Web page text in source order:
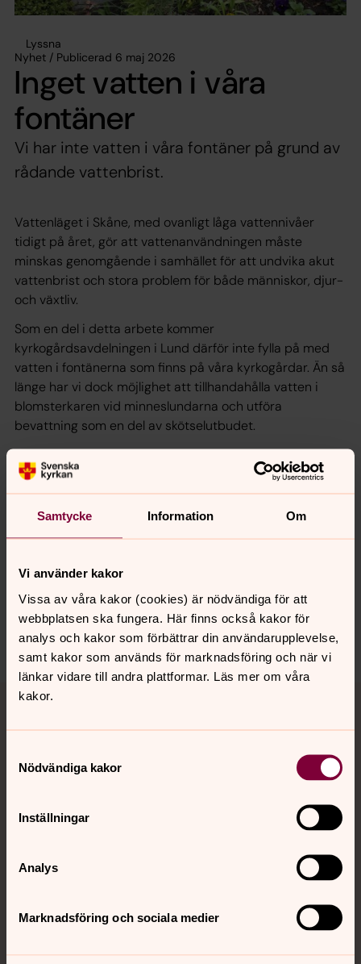
Samtycke Information Om
Vi använder kakor
Vissa av våra kakor (cookies) är nödvändiga för att
webbplatsen ska fungera. Här finns också kakor för
analys och kakor som förbättrar din användarupplevelse,
samt kakor som används för marknadsföring och när vi
länkar vidare till andra plattformar. Läs mer om våra
kakor.
Nödvändiga kakor
Inställningar
Analys
Marknadsföring och sociala medier
Lyssna
Nyhet / Publicerad 6 maj 2026
Inget vatten i våra
fontäner
Vi har inte vatten i våra fontäner på grund av
rådande vattenbrist.
Vattenläget i Skåne, med ovanligt låga vattennivåer
tidigt på året, gör att vattenanvändningen måste
minskas genomgående i samhället för att undvika akut
vattenbrist och stora problem för både människor, djur-
och växtliv.
Som en del i detta arbete kommer
kyrkogårdsavdelningen i Lund därför inte fylla på med
vatten i fontänerna som finns på våra kyrkogårdar. Än så
länge har vi dock möjlighet att tillhandahålla vatten i
blomsterkaren vid minneslundarna och utföra
bevattning som en del av skötselutbudet.
Läs mer om vattenläget i Skåne hos Länsstyrelsen
Synpunkter eller frågor på sidans
innehåll?
lpkyrkogard@svenskakyrkan.se
Dela
Tillbaka till toppen
Tillbaka till innehållet
Kontakt
Kalender
Sociala kanaler